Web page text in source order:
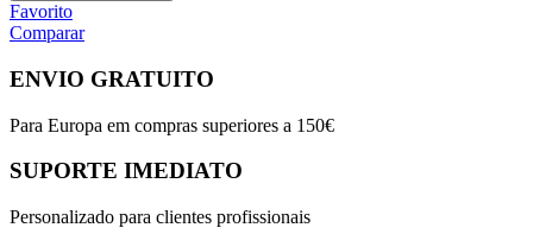
Favorito
Comparar
ENVIO GRATUITO
Para Europa em compras superiores a 150€
SUPORTE IMEDIATO
Personalizado para clientes profissionais